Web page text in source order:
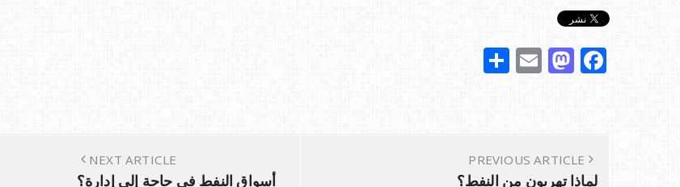
F
a
b
M
a
d
E
m
لماذا تهربون من النفط؟
NEXT ARTICLE
أسواق النفط في حاجة إلى إدارة؟